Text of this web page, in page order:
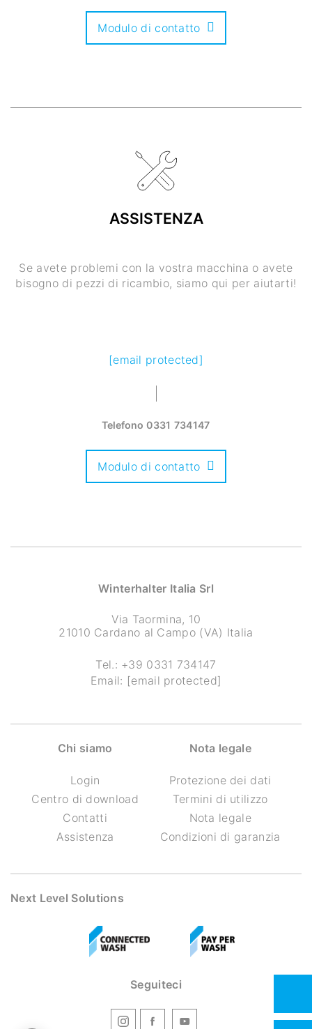
Modulo di contatto
ASSISTENZA
Se avete problemi con la vostra macchina o avete
bisogno di pezzi di ricambio, siamo qui per aiutarti!
[email protected]
Telefono0331 734147
Modulo di contatto
Winterhalter Italia Srl
Via Taormina, 10
21010 Cardano al Campo (VA) Italia
Tel.: +39 0331 734147
Email: [email protected]
Chi siamo
Login
Centro di download
Contatti
Assistenza
Nota legale
Protezione dei dati
Termini di utilizzo
Nota legale
Condizioni di garanzia
Next Level Solutions
Seguiteci